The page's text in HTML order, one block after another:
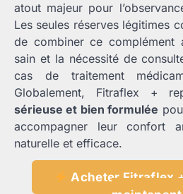
atout majeur pour
Les seules réserves légitimes
de combiner ce
sain et la nécessité de
cas de traitement
Globalement, Fitraflex +
sérieuse et bien formulée
accompagner leur confort
naturelle et efficace.
Acheter Fitraflex